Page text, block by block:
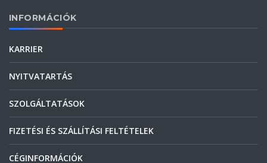
INFORMÁCIÓK
KARRIER
NYITVATARTÁS
SZOLGÁLTATÁSOK
FIZETÉSI ÉS SZÁLLÍTÁSI FELTÉTELEK
CÉGINFORMÁCIÓK